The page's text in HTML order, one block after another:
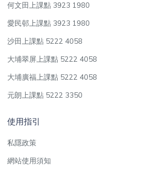
何文田上課點 3923 1980
愛民邨上課點 3923 1980
沙田上課點 5222 4058
大埔翠屏上課點 5222 4058
大埔廣福上課點 5222 4058
元朗上課點 5222 3350
使用指引
私隱政策
網站使用須知